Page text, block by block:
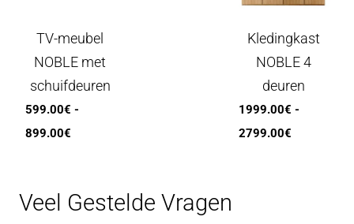
TV-meubel
NOBLE met
schuifdeuren
599.00€ -
899.00€
899.00€
Kledingkast
NOBLE 4
deuren
1999.00€ -
2799.00€
Veel Gestelde Vragen